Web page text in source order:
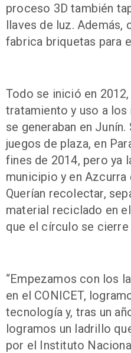
proceso 3D también
llaves de luz. Además,
fabrica briquetas para
Todo se inició en
tratamiento y uso a
se generaban en
juegos de plaza, en
fines de 2014, pero ya
municipio y en Azcurra
Querían recolectar,
material reciclado en
que el círculo se cierre
“Empezamos con los
en el CONICET,
tecnología y, tras un
logramos un ladrillo
por el Instituto